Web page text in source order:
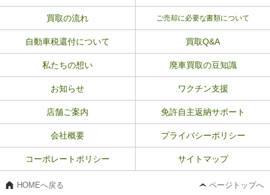
買取の流れ ご売却に必要な書類について
自動車税還付について 買取Q&A
私たちの想い 廃車買取の豆知識
お知らせ ワクチン支援
店舗ご案内 免許自主返納サポート
会社概要 プライバシーポリシー
コーポレートポリシー サイトマップ
HOMEへ戻る ページトップへ